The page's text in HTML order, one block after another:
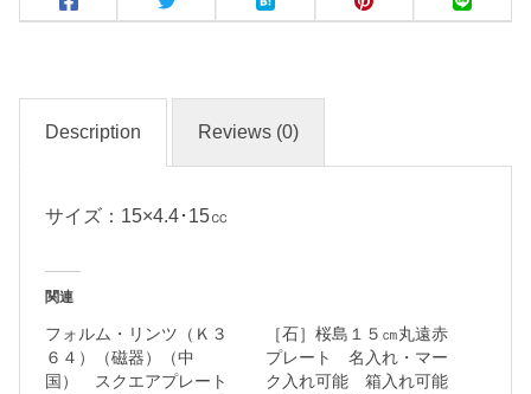
華
Description Reviews (0)
サイズ：15×4.4･15㏄
関連
フォルム・リンツ（Ｋ３
６４）（磁器）（中
国） スクエアプレート
［石］桜島１５㎝丸遠赤
プレート 名入れ・マー
ク入れ可能 箱入れ可能